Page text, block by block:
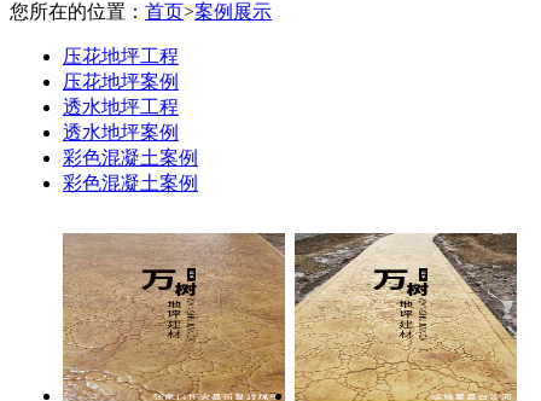
您所在的位置： 首页>案例展示
压花地坪工程
压花地坪案例
透水地坪工程
透水地坪案例
彩色混凝土案例
彩色混凝土案例